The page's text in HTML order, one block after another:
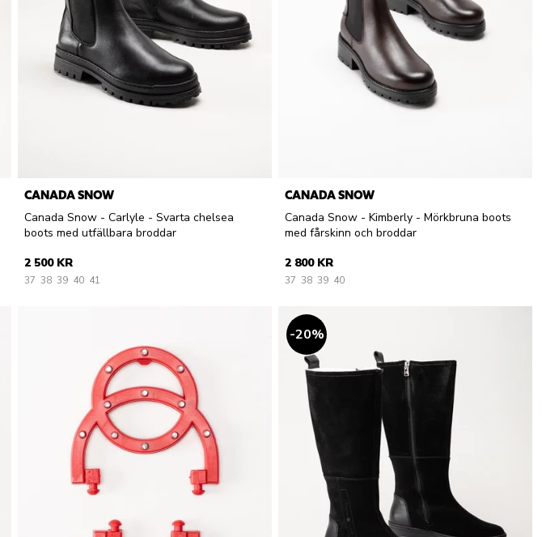
CANADA SNOW
Canada Snow - Carlyle - Svarta chelsea
boots med utfällbara broddar
2 500 KR
37 38 39 40 41
CANADA SNOW
Canada Snow - Kimberly - Mörkbruna boots
med fårskinn och broddar
2 800 KR
37 38 39 40
20%